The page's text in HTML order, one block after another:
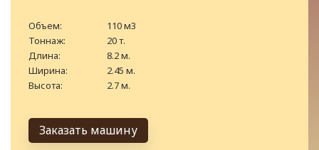
Объем:
110 м3
Тоннаж:
20 т.
Длина:
8.2 м.
Ширина:
2.45 м.
Высота:
2.7 м.
Заказать машину